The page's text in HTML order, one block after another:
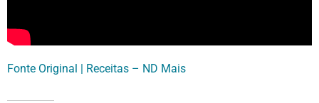
Fonte Original | Receitas – ND Mais